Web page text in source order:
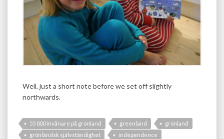
Well, just a short note before we set off slightly
northwards.
55 000 invånare på grönland greenland
grönland
grönländsk självständighet
independence